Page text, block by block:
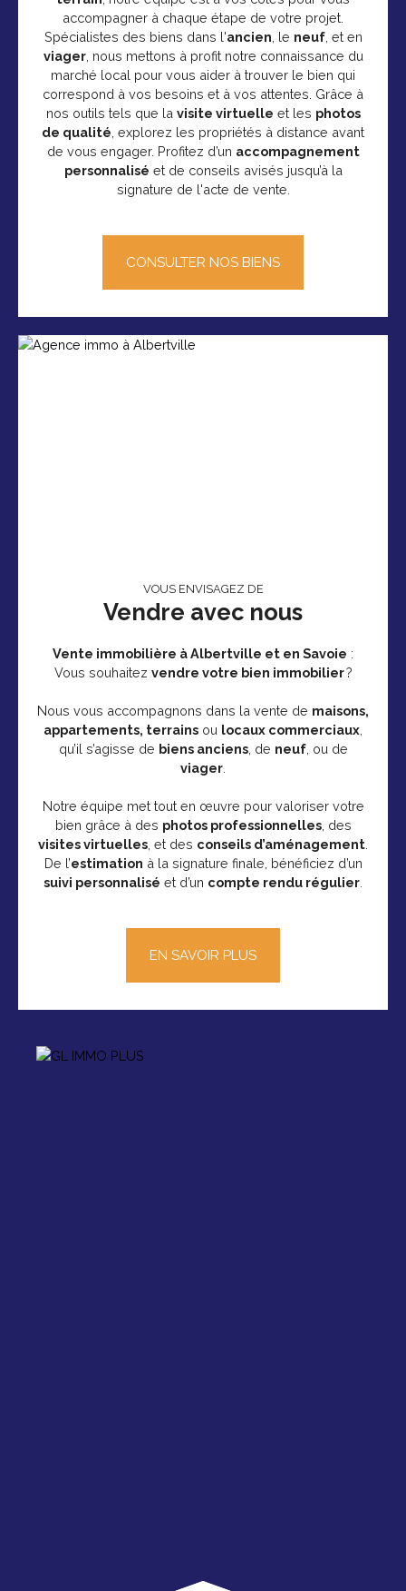
06 68 38 08 47.
accompagner à chaque étape de votre projet.
Spécialistes des biens dans l'ancien , le neuf, et en
viager, nous mettons à profit notre connaissance du
marché local pour vous aider à trouver le bien qui
correspond à vos besoins et à vos attentes. Grâce à
nos outils tels que la visite virtuelle et les photos
de qualité , explorez les propriétés à distance avant
de vous engager. Profitez d’un accompagnement
personnalisé et de conseils avisés jusqu’à la
signature de l'acte de vente.
CONSULTER NOS BIENS
VOUS ENVISAGEZ DE
Vendre avec nous
Vente immobilière à Albertville et en Savoie :
Vous souhaitez vendre votre bien immobilier?
Nous vous accompagnons dans la vente de maisons,
appartements, terrains ou locaux commerciaux
qu’il s’agisse de biens anciens, de neuf, ou de
viager
Notre équipe met tout en œuvre pour valoriser votre
bien grâce à des photos professionnelles, des
visites virtuelles , et des conseils d’aménagement
De l’estimation à la signature finale, bénéficiez d’un
suivi personnalisé et d’un compte rendu régulier
EN SAVOIR PLUS